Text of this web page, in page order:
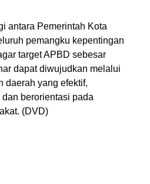
antara Pemerintah Kota
pemangku kepentingan
target APBD sebesar
dapat diwujudkan melalui
daerah yang efektif,
berorientasi pada
(DVD)